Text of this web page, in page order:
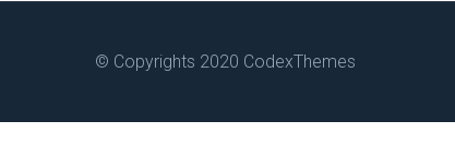
© Copyrights 2020 CodexThemes